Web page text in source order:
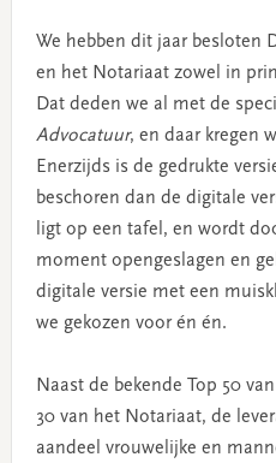
We hebben dit jaar besloten
en het Notariaat zowel in
Dat deden we al met de
Advocatuur, en daar kregen
Enerzijds is de gedrukte
beschoren dan de digitale
ligt op een tafel, en wordt
moment opengeslagen en
digitale versie met een
we gekozen voor én én.
Naast de bekende Top 50
30 van het Notariaat, de
aandeel vrouwelijke en